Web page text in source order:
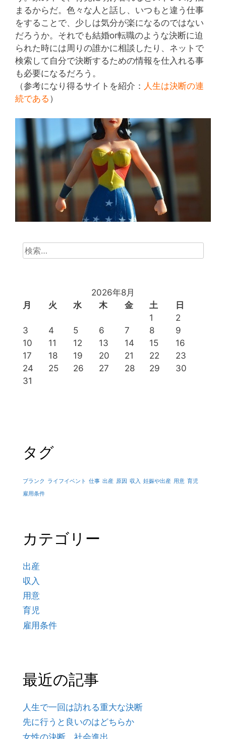
まるからだ。色々な人と話し、いつもと違う仕事
をすることで、少しは気分が楽になるのではない
だろうか。それでも結婚or転職のような決断に迫
られた時には周りの誰かに相談したり、ネットで
検索して自分で決断するための情報を仕入れる事
も必要になるだろう。
（参考になり得るサイトを紹介： 人生は決断の連
続である ）
検
索:
2026年8月
月
火 水 木 金 土
日
1
2
3
4 5 6 7 8
9
10
11 12 13 14 15
16
17
18 19 20 21 22
23
24
25 26 27 28 29
30
31
タグ
ブランク ライフイベント 仕事 出産 原因 収入 妊娠や出産 用意 育児
雇用条件
カテゴリー
出産
収入
用意
育児
雇用条件
最近の記事
人生で一回は訪れる重大な決断
先に行うと良いのはどちらか
女性の決断、社会進出